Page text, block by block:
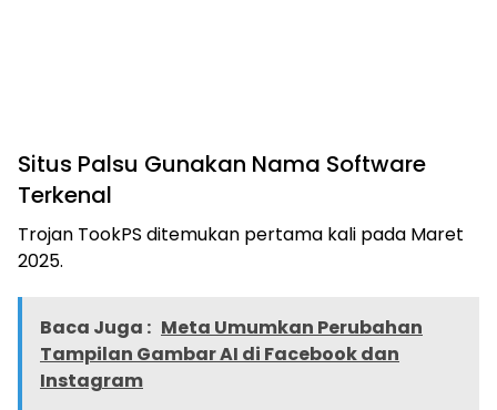
Situs Palsu Gunakan Nama Software
Terkenal
Trojan TookPS ditemukan pertama kali pada Maret
2025.
Baca Juga : Meta Umumkan Perubahan
Tampilan Gambar AI di Facebook dan
Instagram